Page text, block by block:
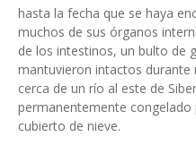
hasta la fecha que se haya
muchos de sus órganos
de los intestinos, un bulto de
mantuvieron intactos
cerca de un río al este de
permanentemente
cubierto de nieve.